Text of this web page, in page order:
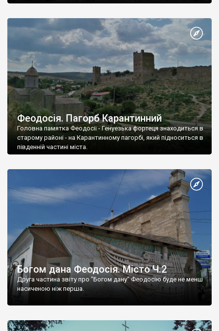
Феодосія. Пагорб Карантинний
Головна памятка Феодосії - Генуезька фортеця знаходиться в
старому районі - на Карантинному пагорбі, який підноситься в
південній частині міста.
Богом дана Феодосія. Місто Ч.2
Друга частина звіту про "Богом дану" Феодосію буде не менш
насиченою ніж перша.